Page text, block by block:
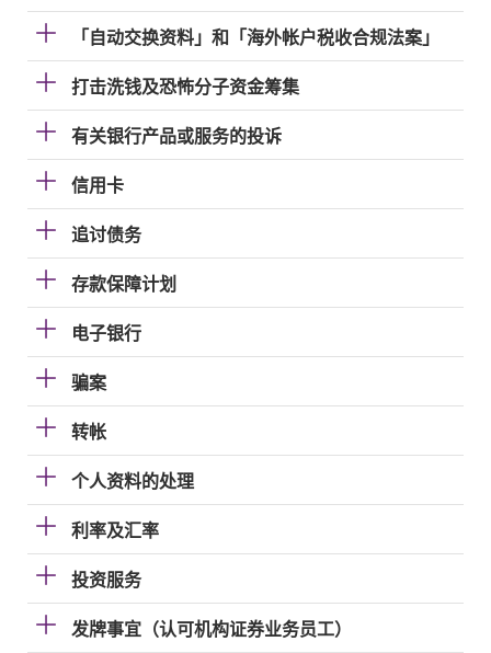
「自动交换资料」和「海外帐户税收合规法案」
打击洗钱及恐怖分子资金筹集
有关银行产品或服务的投诉
信用卡
追讨债务
存款保障计划
电子银行
骗案
转帐
个人资料的处理
利率及汇率
投资服务
发牌事宜（认可机构证券业务员工）